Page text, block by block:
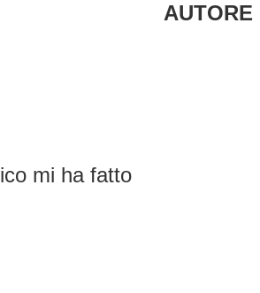
AUTORE
mi ha fatto